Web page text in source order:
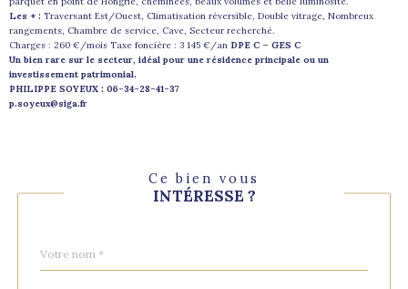
Les + : Traversant Est/Ouest, Climatisation réversible, Double vitrage, Nombreux
rangements, Chambre de service, Cave, Secteur recherché.
Charges : 260 €/mois Taxe foncière : 3 145 €/an DPE C – GES C
Un bien rare sur le secteur, idéal pour une résidence principale ou un
investissement patrimonial.
PHILIPPE SOYEUX : 06-34-28-41-37
p.soyeux@siga.fr
Ce bien vous
INTÉRESSE ?
par
*